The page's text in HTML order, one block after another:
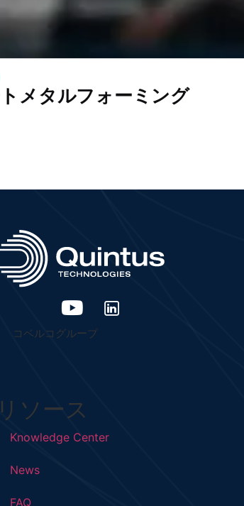
メタルフォーミング
コベルコグループ
リソース
Knowledge Center
News
FAQ